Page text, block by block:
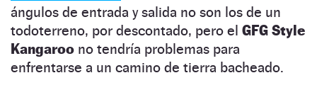
ángulos de entrada y salida no son los de un
todoterreno, por descontado, pero el GFG Style
Kangaroo no tendría problemas para
enfrentarse a un camino de tierra bacheado.